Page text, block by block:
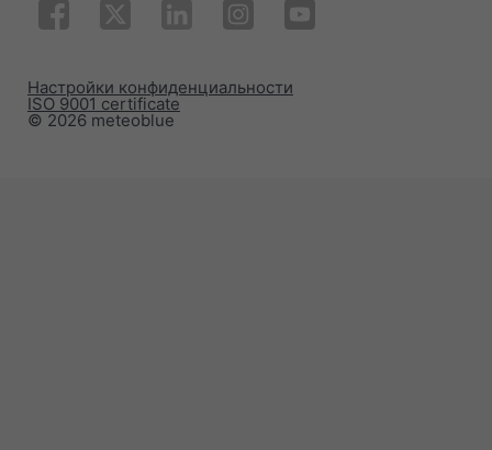
© 2026 meteoblue
ISO 9001 certificate
Настройки конфиденциальности